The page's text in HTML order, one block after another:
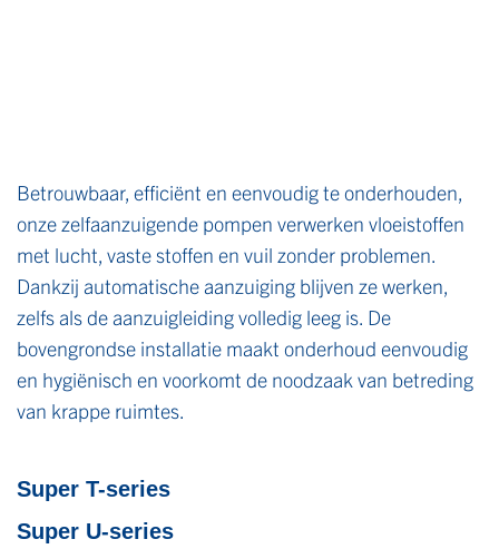
Betrouwbaar, efficiënt en eenvoudig te onderhouden,
onze zelfaanzuigende pompen verwerken vloeistoffen
met lucht, vaste stoffen en vuil zonder problemen.
Dankzij automatische aanzuiging blijven ze werken,
zelfs als de aanzuigleiding volledig leeg is. De
bovengrondse installatie maakt onderhoud eenvoudig
en hygiënisch en voorkomt de noodzaak van betreding
van krappe ruimtes.
Super T-series
Super U-series